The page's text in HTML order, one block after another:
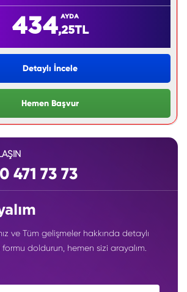
434 AYDA
,25TL
Detaylı İncele
Hemen Başvur
471 73 73
ve Tüm gelişmeler hakkında detaylı
doldurun, hemen sizi arayalım.